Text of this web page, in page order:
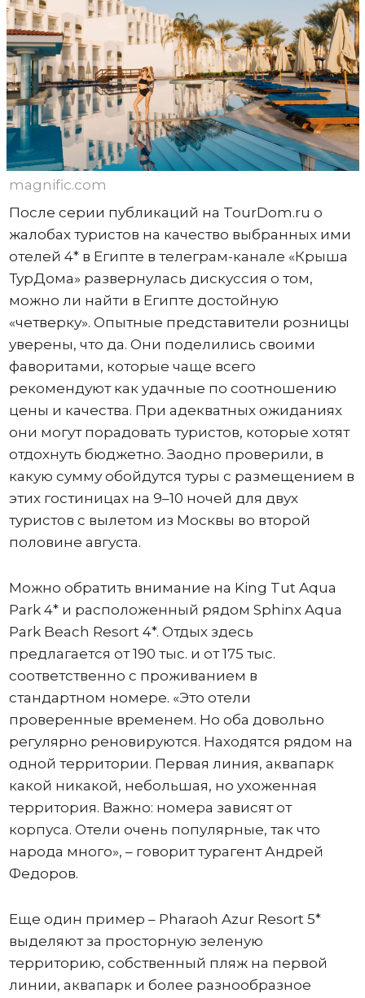
magnific.com
После серии публикаций на TourDom.ru о
жалобах туристов на качество выбранных ими
отелей 4* в Египте в телеграм-канале «Крыша
ТурДома» развернулась дискуссия о том,
можно ли найти в Египте достойную
«четверку». Опытные представители розницы
уверены, что да. Они поделились своими
фаворитами, которые чаще всего
рекомендуют как удачные по соотношению
цены и качества. При адекватных ожиданиях
они могут порадовать туристов, которые хотят
отдохнуть бюджетно. Заодно проверили, в
какую сумму обойдутся туры с размещением в
этих гостиницах на 9–10 ночей для двух
туристов с вылетом из Москвы во второй
половине августа.
Можно обратить внимание на King Tut Aqua
Park 4* и расположенный рядом Sphinx Aqua
Park Beach Resort 4*. Отдых здесь
предлагается от 190 тыс. и от 175 тыс.
соответственно с проживанием в
стандартном номере. «Это отели
проверенные временем. Но оба довольно
регулярно реновируются. Находятся рядом на
одной территории. Первая линия, аквапарк
какой никакой, небольшая, но ухоженная
территория. Важно: номера зависят от
корпуса. Отели очень популярные, так что
народа много», – говорит турагент Андрей
Федоров.
Еще один пример – Pharaoh Azur Resort 5*
выделяют за просторную зеленую
территорию, собственный пляж на первой
линии, аквапарк и более разнообразное